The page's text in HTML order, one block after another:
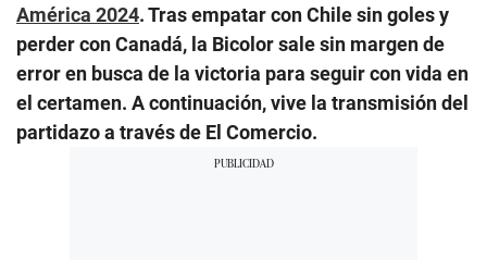
América 2024. Tras empatar con Chile sin goles y
perder con Canadá, la Bicolor sale sin margen de
error en busca de la victoria para seguir con vida en
el certamen. A continuación, vive la transmisión del
partidazo a través de El Comercio.